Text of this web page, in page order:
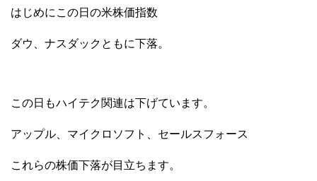
はじめにこの日の米株価指数
ダウ、ナスダックともに下落。
この日もハイテク関連は下げています。
アップル、マイクロソフト、セールスフォース
これらの株価下落が目立ちます。